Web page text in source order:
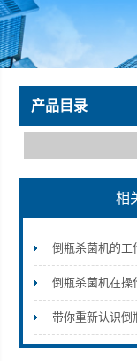
张家港市裕丰饮料机械
产品目录
相
倒瓶杀菌机的工
倒瓶杀菌机在操
带你重新认识倒